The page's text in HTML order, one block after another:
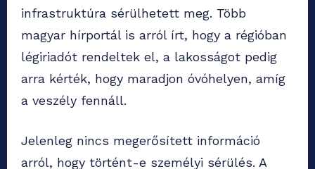
infrastruktúra sérülhetett meg. Több
magyar hírportál is arról írt, hogy a régióban
légiriadót rendeltek el, a lakosságot pedig
arra kérték, hogy maradjon óvóhelyen, amíg
a veszély fennáll.
Jelenleg nincs megerősített információ
arról, hogy történt-e személyi sérülés. A